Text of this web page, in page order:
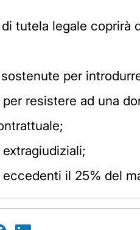
tutela legale coprirà
per
resistere ad una
il 25% del